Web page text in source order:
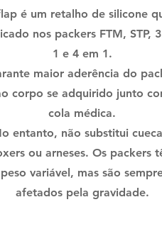
é um retalho de silicone
nos packers FTM, STP,
1 e 4 em 1.
maior aderência do
corpo se adquirido junto
cola médica.
entanto, não substitui
ou arneses. Os packers
peso variável, mas são
afetados pela gravidade.